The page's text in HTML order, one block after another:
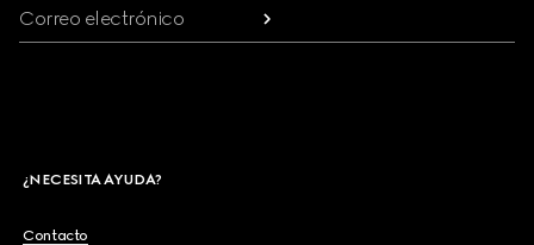
Correo electrónico
¿NECESITA AYUDA?
Contacto